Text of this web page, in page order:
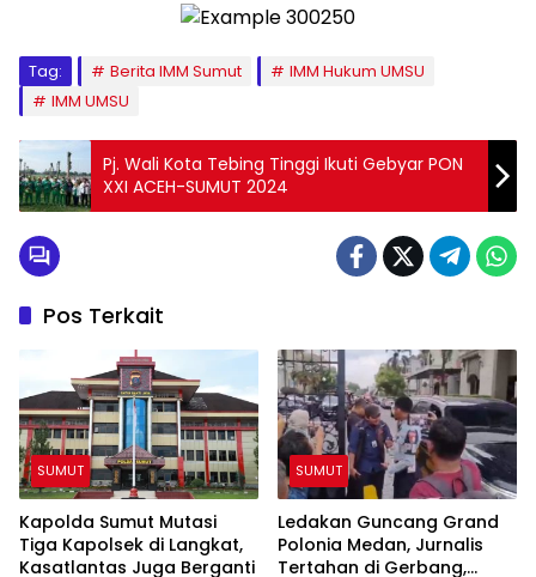
Tag: Berita IMM Sumut
IMM Hukum UMSU
IMM UMSU
Pj. Wali Kota Tebing Tinggi Ikuti Gebyar PON
XXI ACEH-SUMUT 2024
Pos Terkait
SUMUT
Kapolda Sumut Mutasi
Tiga Kapolsek di Langkat,
Kasatlantas Juga Berganti
SUMUT
Ledakan Guncang Grand
Polonia Medan, Jurnalis
Tertahan di Gerbang,